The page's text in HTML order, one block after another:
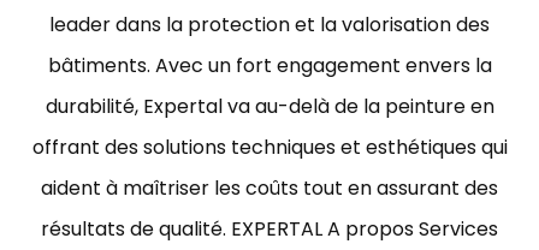
leader dans la protection et la valorisation des
bâtiments. Avec un fort engagement envers la
durabilité, Expertal va au-delà de la peinture en
offrant des solutions techniques et esthétiques qui
aident à maîtriser les coûts tout en assurant des
résultats de qualité. EXPERTAL A propos Services